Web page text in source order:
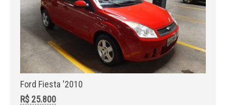
Ford Fiesta '2010
R$ 25.800